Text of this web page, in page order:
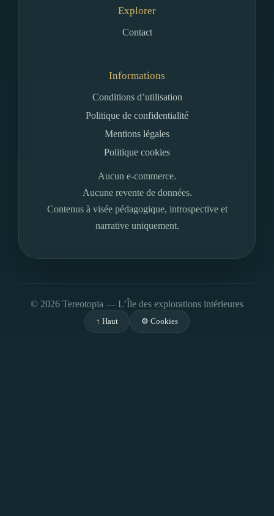
Explorer
Contact
Informations
Conditions d’utilisation
Politique de confidentialité
Mentions légales
Politique cookies
Aucun e-commerce.
Aucune revente de données.
Contenus à visée pédagogique, introspective et
narrative uniquement.
© 2026 Tereotopia — L’Île des explorations intérieures
↑ Haut ⚙️ Cookies